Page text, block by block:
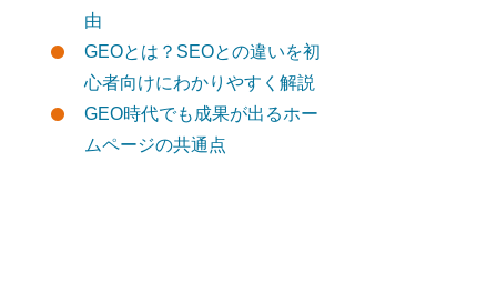
由
GEOとは？SEOとの違いを初
心者向けにわかりやすく解説
GEO時代でも成果が出るホー
ムページの共通点